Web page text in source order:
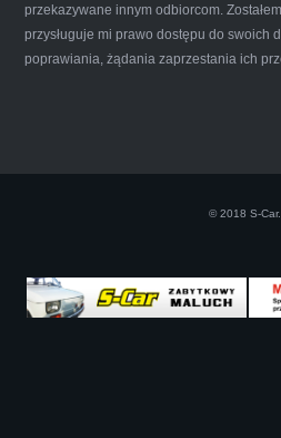
Iwona
naprawde ludzki, nie
przekazywane innym odbiorcom.
przysługuje mi prawo dostępu do swoich
poprawiania, żądania zaprzestania ich
© 2018 S-